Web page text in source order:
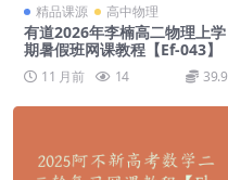
精品课源 高中物理
有道2026年李楠高二物理上学
期暑假班网课教程【Ef-043】
11 月前 14 39.9